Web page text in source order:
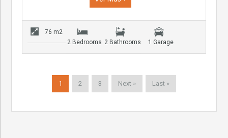
76 m2
2 Bedrooms 2 Bathrooms 1 Garage
1 2 3 Next » Last »